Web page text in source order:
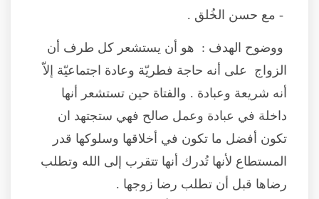
- مع حسن الخُلق .
ووضوح الهدف : هو أن يستشعر كل طرف أن
الزواج على أنه حاجة فطريّة وعادة اجتماعيّة إلاّ
أنه شريعة وعبادة . والفتاة حين تستشعر أنها
داخلة في عبادة وعمل صالح فهي ستجتهد ان
تكون أفضل ما تكون في أخلاقها وسلوكها قدر
المستطاع لأنها تُدرك أنها تتقرب إلى الله وتطلب
رضاها قبل أن تطلب رضا زوجها .